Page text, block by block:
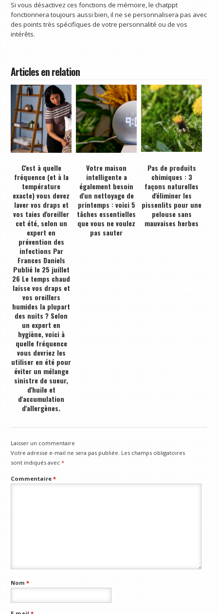
Si vous désactivez ces fonctions de mémoire, le chatppt
fonctionnera toujours aussi bien, il ne se personnalisera pas avec
des points très spécifiques de votre personnalité ou de vos
intérêts.
Articles en relation
C'est à quelle
fréquence (et à la
température
exacte) vous devez
laver vos draps et
vos taies d'oreiller
cet été, selon un
expert en
prévention des
infections Par
Frances Daniels
Publié le 25 juillet
26 Le temps chaud
laisse vos draps et
vos oreillers
humides la plupart
des nuits ? Selon
un expert en
hygiène, voici à
quelle fréquence
vous devriez les
utiliser en été pour
éviter un mélange
sinistre de sueur,
d'huile et
d'accumulation
d'allergènes.
Votre maison
intelligente a
également besoin
d'un nettoyage de
printemps : voici 5
tâches essentielles
que vous ne voulez
pas sauter
Pas de produits
chimiques : 3
façons naturelles
d'éliminer les
pissenlits pour une
pelouse sans
mauvaises herbes
Laisser un commentaire
Votre adresse e-mail ne sera pas publiée. Les champs obligatoires
sont indiqués avec*
Commentaire*
Nom*